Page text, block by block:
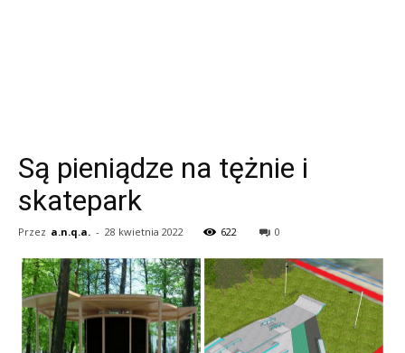
Są pieniądze na tężnie i
skatepark
Przez a.n.q.a. - 28 kwietnia 2022 622 0